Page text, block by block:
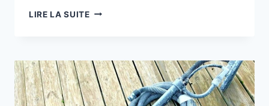
LIRE LA SUITEPONCEUSE
710E:
GUIDE
D’ACHAT
COMPLET